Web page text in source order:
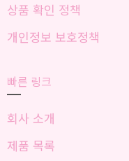
상품 확인 정책
개인정보 보호정책
빠른 링크
회사 소개
제품 목록